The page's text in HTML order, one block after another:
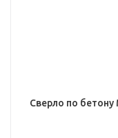
Сверло по